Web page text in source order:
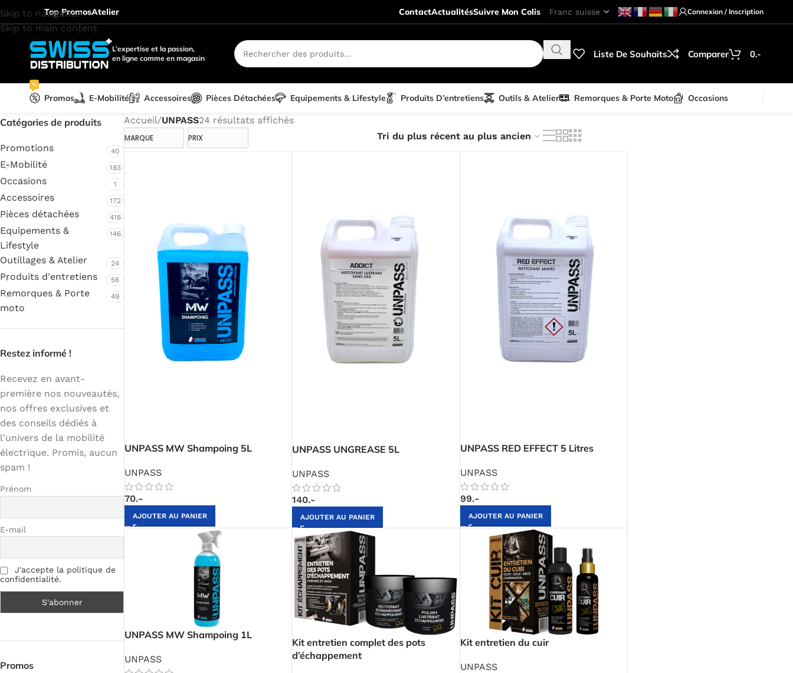
Skip to navigation
Skip to main content
Top PromosAtelier ContactActualitésSuivre Mon Colis Connexion / Inscription
L’expertise et la passion,
en ligne comme en magasin
Liste De Souhaits Comparer 0.-
Promos
%
E-Mobilité Accessoires Pièces Détachées Equipements & Lifestyle Produits D’entretiens Outils & Atelier Remorques & Porte Moto Occasions
Catégories de produits
Promotions 40
E-Mobilité 183
Occasions 1
Accessoires 172
Pièces détachées 416
Equipements &
Lifestyle
146
Outillages & Atelier 24
Produits d'entretiens 56
Remorques & Porte
moto
49
Restez informé !
Recevez en avant-
première nos nouveautés,
nos offres exclusives et
des conseils dédiés à
l'univers de la mobilité
électrique. Promis, aucun
spam !
Prénom
E-mail
J'accepte la politique de
confidentialité.
Promos
Accueil/UNPASS24 résultats affichés
MARQUE PRIX
UNPASS MW Shampoing 5L
UNPASS
70.-
AJOUTER AU PANIER
UNPASS UNGREASE 5L
UNPASS
140.-
AJOUTER AU PANIER
UNPASS RED EFFECT 5 Litres
UNPASS
99.-
AJOUTER AU PANIER
UNPASS MW Shampoing 1L
UNPASS
Kit entretien complet des pots
d’échappement
Kit entretien du cuir
UNPASS